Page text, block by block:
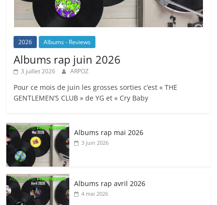
2026 Albums - Reviews
Albums rap juin 2026
3 juillet 2026 ARPOZ
Pour ce mois de juin les grosses sorties c’est « THE
GENTLEMEN’S CLUB » de YG et « Cry Baby
Albums rap mai 2026
3 juin 2026
Albums rap avril 2026
4 mai 2026